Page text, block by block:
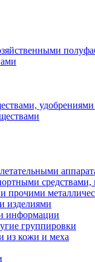
прочими
изделиями
информации
группировки
из кожи и меха